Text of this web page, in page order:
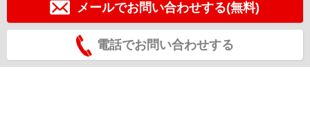
メールでお問い合わせする(無料)
電話でお問い合わせする